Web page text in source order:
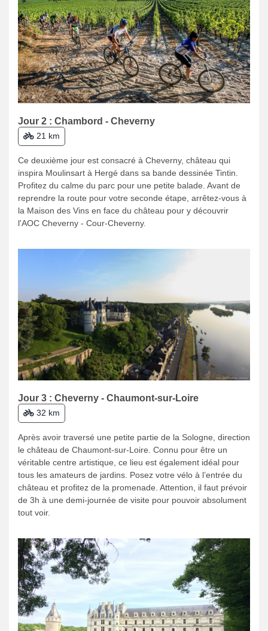
Jour 2 : Chambord - Cheverny
21 km
Ce deuxième jour est consacré à Cheverny, château qui
inspira Moulinsart à Hergé dans sa bande dessinée Tintin.
Profitez du calme du parc pour une petite balade. Avant de
reprendre la route pour votre seconde étape, arrêtez-vous à
la Maison des Vins en face du château pour y découvrir
l'AOC Cheverny - Cour-Cheverny.
Jour 3 : Cheverny - Chaumont-sur-Loire
32 km
Après avoir traversé une petite partie de la Sologne, direction
le château de Chaumont-sur-Loire. Connu pour être un
véritable centre artistique, ce lieu est également idéal pour
tous les amateurs de jardins. Posez votre vélo à l’entrée du
château et profitez de la promenade. Attention, il faut prévoir
de 3h à une demi-journée de visite pour pouvoir absolument
tout voir.